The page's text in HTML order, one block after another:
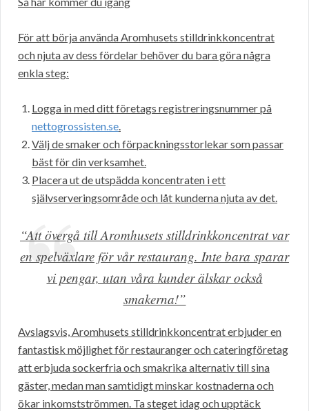
För att börja använda Aromhusets stilldrinkkoncentrat
och njuta av dess fördelar behöver du bara göra några
enkla steg:
Logga in med ditt företags registreringsnummer på
nettogrossisten.se.
Välj de smaker och förpackningsstorlekar som passar
bäst för din verksamhet.
Placera ut de utspädda koncentraten i ett
självserveringsområde och låt kunderna njuta av det.
“Att övergå till Aromhusets stilldrinkkoncentrat var
en spelväxlare för vår restaurang. Inte bara sparar
vi pengar, utan våra kunder älskar också
smakerna!”
Avslagsvis, Aromhusets stilldrinkkoncentrat erbjuder en
fantastisk möjlighet för restauranger och cateringföretag
att erbjuda sockerfria och smakrika alternativ till sina
gäster, medan man samtidigt minskar kostnaderna och
ökar inkomstströmmen. Ta steget idag och upptäck